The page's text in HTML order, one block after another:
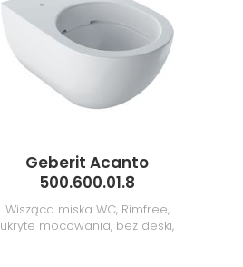
Geberit Acanto
500.600.01.8
Wisząca miska WC, Rimfree,
ukryte mocowania, bez deski,